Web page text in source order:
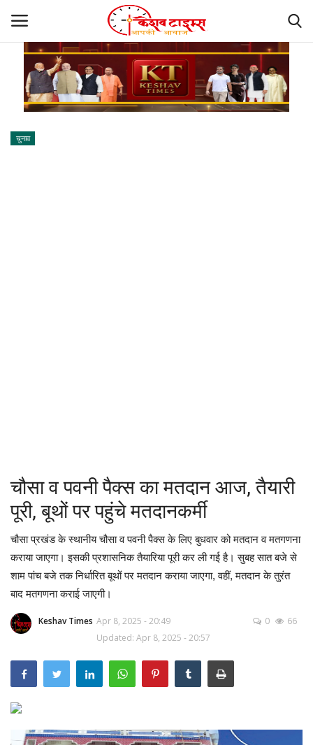
कानपुर
आरा
सासाराम
कैमुर
वाराणसी
बलिया
गाजीपुर
दिलदारनगर
अरवल
चुनाव
चौसा व पवनी पैक्स का मतदान आज, तैयारी
पूरी, बूथों पर पहुंचे मतदानकर्मी
चौसा प्रखंड के स्थानीय चौसा व पवनी पैक्स के लिए बुधवार को मतदान व मतगणना
कराया जाएगा। इसकी प्रशासनिक तैयारिया पूरी कर ली गई है। सुबह सात बजे से
शाम पांच बजे तक निर्धारित बूथों पर मतदान कराया जाएगा, वहीं, मतदान के तुरंत
बाद मतगणना कराई जाएगी।
Keshav Times Apr 8, 2025 - 20:49
Updated: Apr 8, 2025 - 20:57
0 66